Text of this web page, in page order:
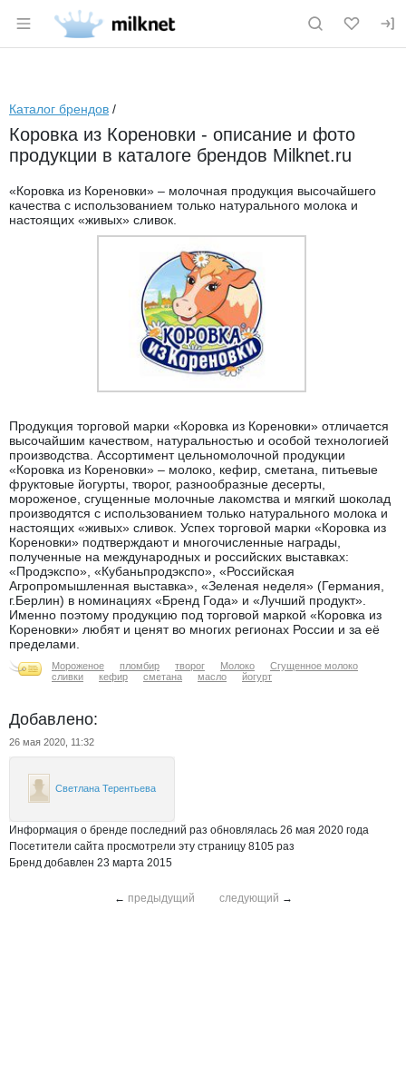
Раздел навигации по сайту milknet.ru
Каталог брендов /
Коровка из Кореновки - описание и фото
продукции в каталоге брендов Milknet.ru
«Коровка из Кореновки» – молочная продукция высочайшего
качества с использованием только натурального молока и
настоящих «живых» сливок.
Продукция торговой марки «Коровка из Кореновки» отличается
высочайшим качеством, натуральностью и особой технологией
производства. Ассортимент цельномолочной продукции
«Коровка из Кореновки» – молоко, кефир, сметана, питьевые
фруктовые йогурты, творог, разнообразные десерты,
мороженое, сгущенные молочные лакомства и мягкий шоколад
производятся с использованием только натурального молока и
настоящих «живых» сливок. Успех торговой марки «Коровка из
Кореновки» подтверждают и многочисленные награды,
полученные на международных и российских выставках:
«Продэкспо», «Кубаньпродэкспо», «Российская
Агропромышленная выставка», «Зеленая неделя» (Германия,
г.Берлин) в номинациях «Бренд Года» и «Лучший продукт».
Именно поэтому продукцию под торговой маркой «Коровка из
Кореновки» любят и ценят во многих регионах России и за её
пределами.
Мороженое пломбир творог Молоко
Сгущенное молоко
сливки
кефир сметана масло йогурт
Добавлено:
26 мая 2020, 11:32
Светлана Терентьева
Информация о бренде последний раз обновлялась 26 мая 2020 года
Посетители сайта просмотрели эту страницу 8105 раз
Бренд добавлен 23 марта 2015
← предыдущий следующий →